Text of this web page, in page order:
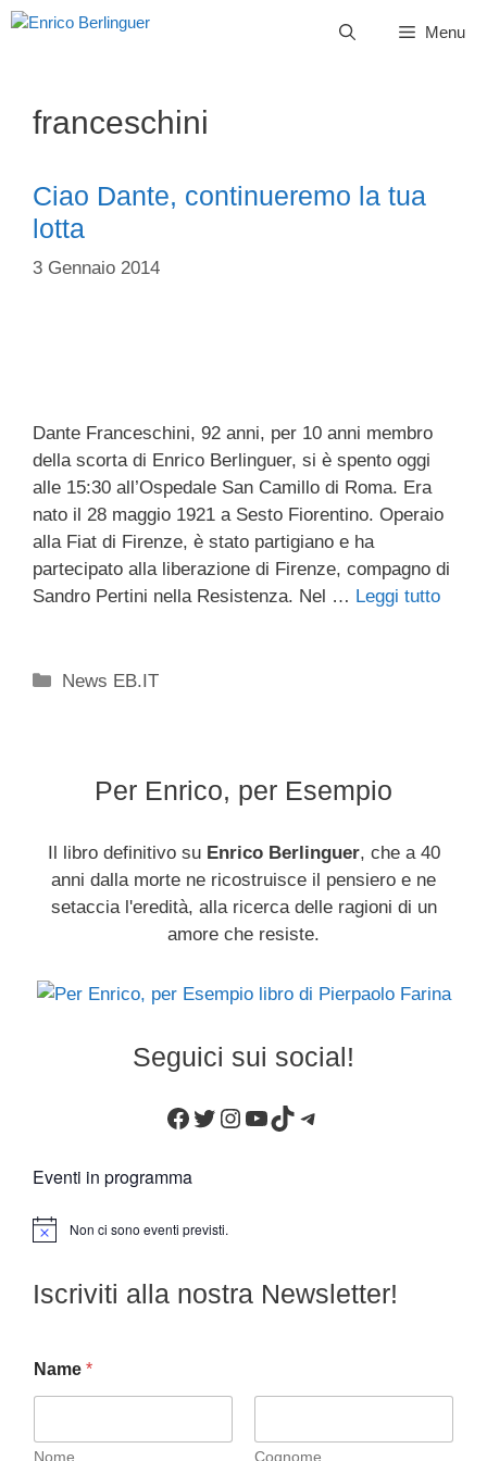
Vai
Menu
franceschini
Ciao Dante, continueremo la tua
lotta
3 Gennaio 2014
Dante Franceschini, 92 anni, per 10 anni membro
della scorta di Enrico Berlinguer, si è spento oggi
alle 15:30 all’Ospedale San Camillo di Roma. Era
nato il 28 maggio 1921 a Sesto Fiorentino. Operaio
alla Fiat di Firenze, è stato partigiano e ha
partecipato alla liberazione di Firenze, compagno di
Sandro Pertini nella Resistenza. Nel … Leggi tutto
Categorie
News EB.IT
Per Enrico, per Esempio
Il libro definitivo su Enrico Berlinguer, che a 40
anni dalla morte ne ricostruisce il pensiero e ne
setaccia l'eredità, alla ricerca delle ragioni di un
amore che resiste.
Seguici sui social!
Facebook
Twitter
Instagram
YouTube
TikTokTelegram
Eventi in programma
N
c
Non ci sono eventi previsti.
Iscriviti alla nostra Newsletter!
Name *
Nome Cognome